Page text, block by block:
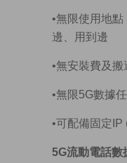
•無限使用地
邊、用到邊
•無安裝費及
•無限5G數據
•可配備固定IP
5G流動電話